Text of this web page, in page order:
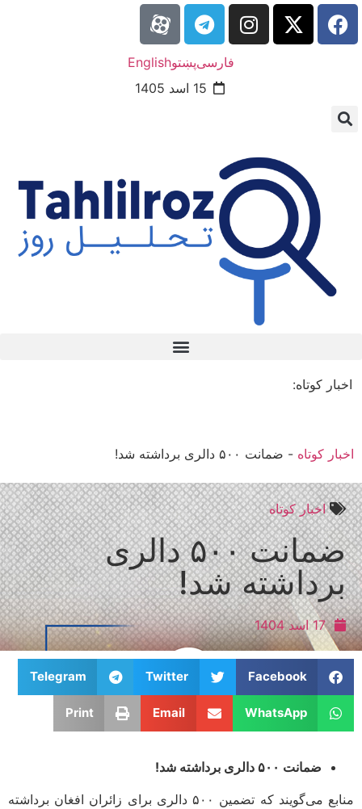
فارسی پښتوEnglish
15 اسد 1405
کوتاه:
کوتاه-ضمانت ۵۰۰ دالری برداشته شد!
اخبار کوتاه
ضمانت ۵۰۰ دالری
شد!
17 اسد 1404
Facebook
Twitter
Telegram
WhatsApp
Email
Print
ضمانت ۵۰۰ دالری برداشته شد!
منابع می‌گویند که تضمین ۵۰۰ دالری برای زائران افغان برداشته